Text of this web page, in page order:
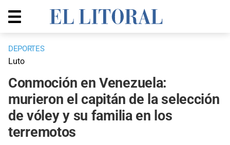
DEPORTES
Luto
Conmoción en Venezuela:
murieron el capitán de la selección
de vóley y su familia en los
terremotos